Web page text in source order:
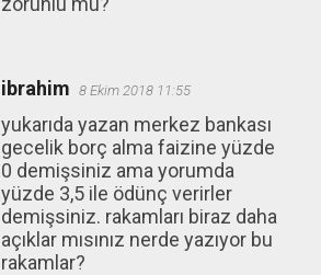
ibrahim 8 Ekim 2018 11:55
yukarıda yazan merkez bankası
gecelik borç alma faizine yüzde
0 demişsiniz ama yorumda
yüzde 3,5 ile ödünç verirler
demişsiniz. rakamları biraz daha
açıklar mısınız nerde yazıyor bu
rakamlar?